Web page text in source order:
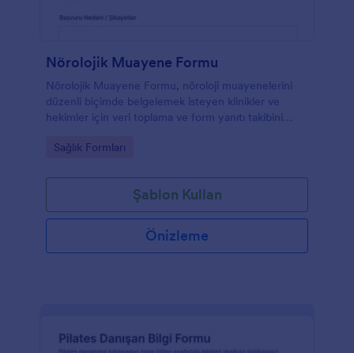
Nörolojik Muayene Formu
Nörolojik Muayene Formu, nöroloji muayenelerini
düzenli biçimde belgelemek isteyen klinikler ve
hekimler için veri toplama ve form yanıtı takibini
Go to Category:
Sağlık Formları
Şablon Kullan
Önizleme